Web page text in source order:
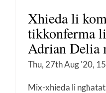
Xhieda li
tikkonferma
Adrian Delia
Thu, 27th Aug '20,
Mix-xhieda li